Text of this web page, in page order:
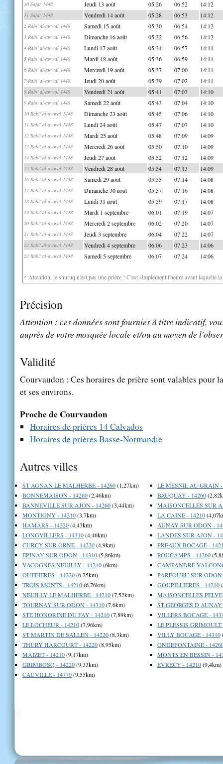
30 Safar 1448 Jeudi 13 août 05:26 06:52 14:12
31 Safar 1448 Vendredi 14 août 05:28 06:53 14:12
2 Rabi' al-awwal 1448 Samedi 15 août 05:30 06:54 14:12
3 Rabi' al-awwal 1448 Dimanche 16 août 05:32 06:56 14:12
4 Rabi' al-awwal 1448 Lundi 17 août 05:34 06:57 14:11
5 Rabi' al-awwal 1448 Mardi 18 août 05:36 06:59 14:11
6 Rabi' al-awwal 1448 Mercredi 19 août 05:37 07:00 14:11
7 Rabi' al-awwal 1448 Jeudi 20 août 05:39 07:02 14:11
8 Rabi' al-awwal 1448 Vendredi 21 août 05:41 07:03 14:10
9 Rabi' al-awwal 1448 Samedi 22 août 05:43 07:04 14:10
10 Rabi' al-awwal 1448 Dimanche 23 août 05:45 07:06 14:10
11 Rabi' al-awwal 1448 Lundi 24 août 05:47 07:07 14:10
12 Rabi' al-awwal 1448 Mardi 25 août 05:48 07:09 14:09
13 Rabi' al-awwal 1448 Mercredi 26 août 05:50 07:10 14:09
14 Rabi' al-awwal 1448 Jeudi 27 août 05:52 07:12 14:09
15 Rabi' al-awwal 1448 Vendredi 28 août 05:54 07:13 14:09
16 Rabi' al-awwal 1448 Samedi 29 août 05:55 07:14 14:08
17 Rabi' al-awwal 1448 Dimanche 30 août 05:57 07:16 14:08
18 Rabi' al-awwal 1448 Lundi 31 août 05:59 07:17 14:08
19 Rabi' al-awwal 1448 Mardi 1 septembre 06:01 07:19 14:07
20 Rabi' al-awwal 1448 Mercredi 2 septembre 06:02 07:20 14:07
21 Rabi' al-awwal 1448 Jeudi 3 septembre 06:04 07:22 14:07
22 Rabi' al-awwal 1448 Vendredi 4 septembre 06:06 07:23 14:06
23 Rabi' al-awwal 1448 Samedi 5 septembre 06:07 07:24 14:06
* Attention, le shuruq n'est pas une prière ! C'est simplement l'heure avant laquelle
Précision
Attention : ces données sont fournies à titre indicatif,
auprès de votre mosquée locale et/ou au moyen de
Validité
Courvaudon : Ces horaires de prière sont valables pour
et ses environs.
Proche de Courvaudon
Horaires de prières 14 Calvados
Horaires de prières Basse-Normandie
Autres villes
ST AGNAN LE MALHERBE - 14260(1,27km)
BONNEMAISON - 14260(2,46km)
BANNEVILLE SUR AJON - 14260(3,44km)
MONTIGNY - 14210(3,7km)
HAMARS - 14220(4,43km)
LONGVILLERS - 14310(4,46km)
CURCY SUR ORNE - 14220(4,9km)
EPINAY SUR ODON - 14310(5,86km)
VACOGNES NEUILLY - 14210(6km)
OUFFIERES - 14220(6,25km)
TROIS MONTS - 14210(6,76km)
NEUILLY LE MALHERBE - 14210(7,52km)
TOURNAY SUR ODON - 14310(7,6km)
STE HONORINE DU FAY - 14210(7,89km)
LE LOCHEUR - 14210(7,96km)
ST MARTIN DE SALLEN - 14220(8,3km)
THURY HARCOURT - 14220(8,95km)
MAIZET - 14210(9,17km)
GRIMBOSQ - 14220(9,33km)
CAUVILLE - 14770(9,55km)
LE MESNIL AU GRAIN -
BAUQUAY - 14260
MAISONCELLES SUR
LA CAINE - 14210
AUNAY SUR ODON -
LANDES SUR AJON -
PREAUX BOCAGE -
ROUCAMPS - 14260
CAMPANDRE
PARFOURU SUR ODON
GOUPILLIERES - 14210
MAISONCELLES
ST GEORGES D AUNAY
VILLERS BOCAGE -
LE PLESSIS GRIMOULT
VILLY BOCAGE - 14310
ONDEFONTAINE -
MONTS EN BESSIN -
EVRECY - 14210(9,4km)